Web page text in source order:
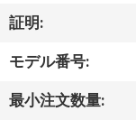
わ
た
し
証明:
モデル番号:
最小注文数量: